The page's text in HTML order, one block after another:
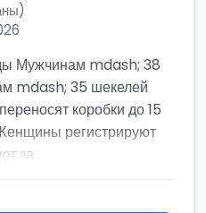
Мужчинам mdash; 38
mdash; 35 шекелей
коробки до 15
регистрируют
за...